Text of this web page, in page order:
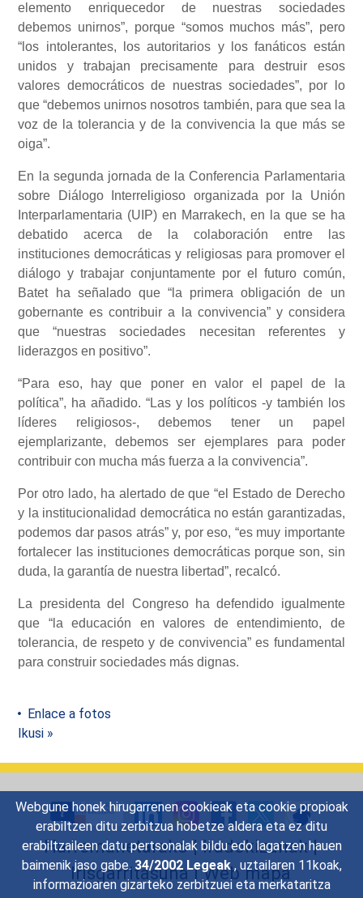
Webgune honek hirugarrenen cookieak eta cookie propioak
erabiltzen ditu zerbitzua hobetze aldera eta ez ditu
erabiltzaileen datu pertsonalak bildu edo lagatzen hauen
baimenik jaso gabe. 34/2002 Legeak, uztailaren 11koak,
informazioaren gizarteko zerbitzuei eta merkataritza
elemento enriquecedor de nuestras sociedades
debemos unirnos”, porque “somos muchos más”, pero
“los intolerantes, los autoritarios y los fanáticos están
unidos y trabajan precisamente para destruir esos
valores democráticos de nuestras sociedades”, por lo
que “debemos unirnos nosotros también, para que sea la
voz de la tolerancia y de la convivencia la que más se
oiga”.
En la segunda jornada de la Conferencia Parlamentaria
sobre Diálogo Interreligioso organizada por la Unión
Interparlamentaria (UIP) en Marrakech, en la que se ha
debatido acerca de la colaboración entre las
instituciones democráticas y religiosas para promover el
diálogo y trabajar conjuntamente por el futuro común,
Batet ha señalado que “la primera obligación de un
gobernante es contribuir a la convivencia” y considera
que “nuestras sociedades necesitan referentes y
liderazgos en positivo”.
“Para eso, hay que poner en valor el papel de la
política”, ha añadido. “Las y los políticos -y también los
líderes religiosos-, debemos tener un papel
ejemplarizante, debemos ser ejemplares para poder
contribuir con mucha más fuerza a la convivencia”.
Por otro lado, ha alertado de que “el Estado de Derecho
y la institucionalidad democrática no están garantizadas,
podemos dar pasos atrás” y, por eso, “es muy importante
fortalecer las instituciones democráticas porque son, sin
duda, la garantía de nuestra libertad”, recalcó.
La presidenta del Congreso ha defendido igualmente
que “la educación en valores de entendimiento, de
tolerancia, de respeto y de convivencia” es fundamental
para construir sociedades más dignas.
Enlace a fotos
Ikusi »
Harremanetarako|Iradokizunak|
Irisgarritasuna|Web mapa